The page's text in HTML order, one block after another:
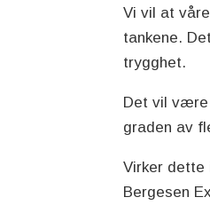
Vi vil at
tankene.
trygghet.
Det vil være
graden av
Virker dette
Bergesen